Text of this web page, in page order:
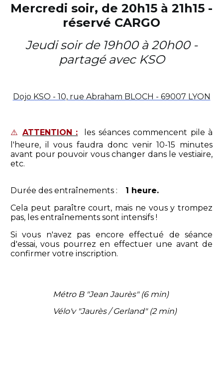
Mercredi soir, de 20h15 à 21h15 -
réservé CARGO
Jeudi soir de 19h00 à 20h00 -
partagé avec KSO
Dojo KSO - 10, rue Abraham BLOCH - 69007 LYON
⚠️ ATTENTION : les séances commencent pile à
l'heure, il vous faudra donc venir 10-15 minutes
avant pour pouvoir vous changer dans le vestiaire,
etc.
Durée des entraînements : 1 heure.
Cela peut paraître court, mais ne vous y trompez
pas, les entraînements sont intensifs !
Si vous n'avez pas encore effectué de séance
d'essai, vous pourrez en effectuer une avant de
confirmer votre inscription.
Métro B "Jean Jaurès" (6 min)
Vélo'v "Jaurès / Gerland" (2 min)